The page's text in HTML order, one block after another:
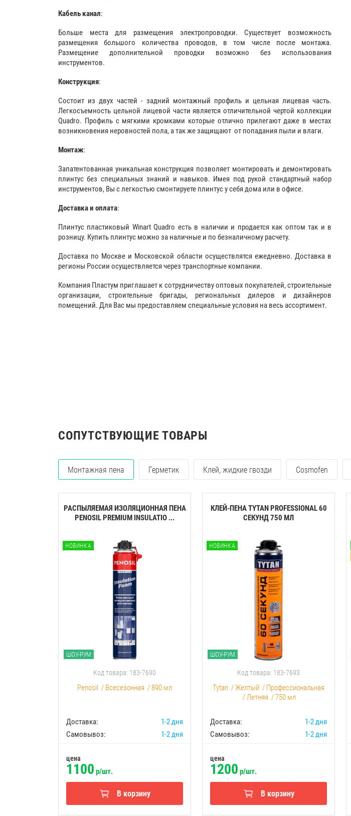
Кабель канал:
Больше места для размещения электропроводки. Существует возможность
размещения большого количества проводов, в том числе после монтажа.
Размещение дополнительной проводки возможно без использования
инструментов.
Конструкция:
Состоит из двух частей - задний монтажный профиль и цельная лицевая часть.
Легкосъемность цельной лицевой части является отличительной чертой коллекции
Quadro. Профиль с мягкими кромками которые отлично прилегают даже в местах
возникновения неровностей пола, а так же защищают от попадания пыли и влаги.
Монтаж:
Запатентованная уникальная конструкция позволяет монтировать и демонтировать
плинтус без специальных знаний и навыков. Имея под рукой стандартный набор
инструментов, Вы с легкостью смонтируете плинтус у себя дома или в офисе.
Доставка и оплата:
Плинтус пластиковый Winart Quadro есть в наличии и продается как оптом так и в
розницу. Купить плинтус можно за наличные и по безналичному расчету.
Доставка по Москве и Московской области осуществлятся ежедневно. Доставка в
регионы России осуществляется через транспортные компании.
Компания Пластум приглашает к сотрудничеству оптовых покупателей, строительные
организации, строительные бригады, региональных дилеров и дизайнеров
помещений. Для Вас мы предоставляем специальные условия на весь ассортимент.
СОПУТСТВУЮЩИЕ ТОВАРЫ
Монтажная пена Герметик Клей, жидкие гвозди Cosmofen
РАСПЫЛЯЕМАЯ ИЗОЛЯЦИОННАЯ ПЕНА
PENOSIL PREMIUM INSULATIO ...
НОВИНКА
ШОУ-РУМ
Код товара: 183-7690
Penosil / Всесезонная /890 мл
Доставка:
1-2 дня
Самовывоз:
1-2 дня
цена
1100 р/шт.
В корзину
КЛЕЙ-ПЕНА TYTAN PROFESSIONAL 60
CЕКУНД 750 МЛ
НОВИНКА
ШОУ-РУМ
Код товара: 183-7693
Tytan /Желтый / Профессиональная
/ Летняя /750 мл
Доставка:
1-2 дня
Самовывоз:
1-2 дня
цена
1200 р/шт.
В корзину